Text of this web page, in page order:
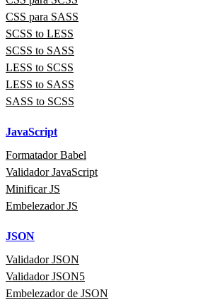
CSS para SASS
SCSS to LESS
SCSS to SASS
LESS to SCSS
LESS to SASS
SASS to SCSS
JavaScript
Formatador Babel
Validador JavaScript
Minificar JS
Embelezador JS
JSON
Validador JSON
Validador JSON5
Embelezador de JSON